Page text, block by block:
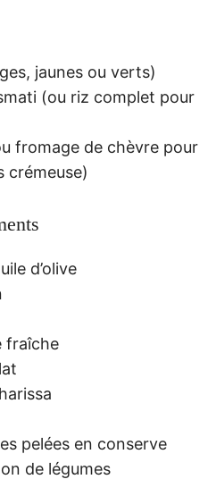
jaunes ou verts)
(ou riz complet pour
fromage de chèvre pour
crémeuse)
d’olive
fraîche
pelées en conserve
de légumes